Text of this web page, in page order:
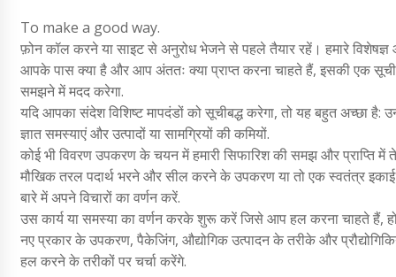
To make a good way.
फ़ोन कॉल करने या साइट से अनुरोध भेजने से पहले तैयार रहें। हमारे
आपके पास क्या है और आप अंततः क्या प्राप्त करना चाहते हैं, इसकी एक
समझने में मदद करेगा.
यदि आपका संदेश विशिष्ट मापदंडों को सूचीबद्ध करेगा, तो यह बहुत अच्छा
ज्ञात समस्याएं और उत्पादों या सामग्रियों की कमियों.
कोई भी विवरण उपकरण के चयन में हमारी सिफारिश की समझ और प्राप्ति में
मौखिक तरल पदार्थ भरने और सील करने के उपकरण या तो एक स्वतंत्र
बारे में अपने विचारों का वर्णन करें.
उस कार्य या समस्या का वर्णन करके शुरू करें जिसे आप हल करना चाहते हैं,
नए प्रकार के उपकरण, पैकेजिंग, औद्योगिक उत्पादन के तरीके और
हल करने के तरीकों पर चर्चा करेंगे.